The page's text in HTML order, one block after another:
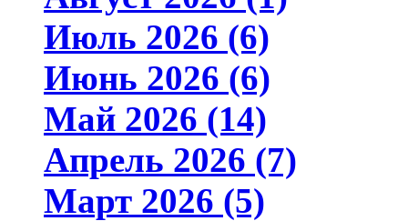
Июль 2026 (6)
Июнь 2026 (6)
Май 2026 (14)
Апрель 2026 (7)
Март 2026 (5)